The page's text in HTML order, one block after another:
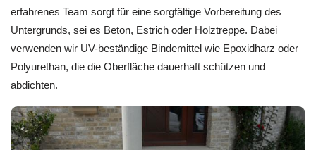
erfahrenes Team sorgt für eine sorgfältige Vorbereitung des
Untergrunds, sei es Beton, Estrich oder Holztreppe. Dabei
verwenden wir UV-beständige Bindemittel wie Epoxidharz oder
Polyurethan, die die Oberfläche dauerhaft schützen und
abdichten.